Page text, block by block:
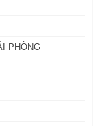
PHÒNG